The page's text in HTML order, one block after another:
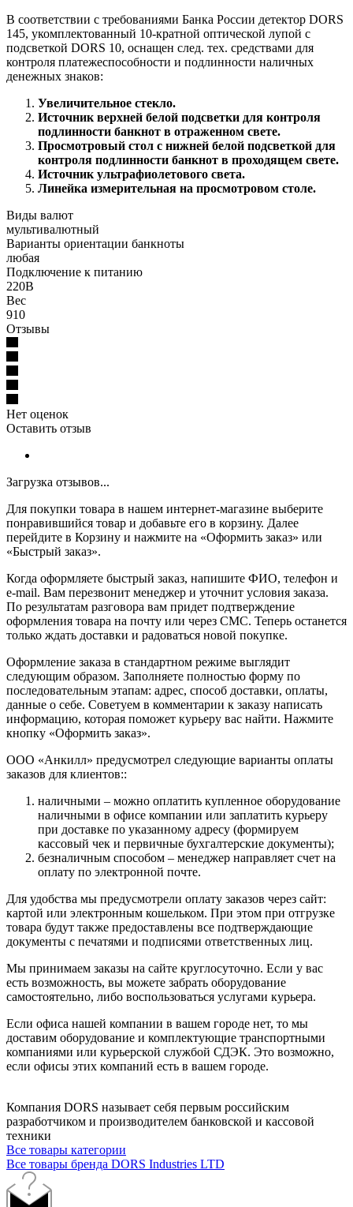
В соответствии с требованиями Банка России детектор DORS
145, укомплектованный 10-кратной оптической лупой с
подсветкой DORS 10, оснащен след. тех. средствами для
контроля платежеспособности и подлинности наличных
денежных знаков:
Увеличительное стекло.
Источник верхней белой подсветки для контроля
подлинности банкнот в отраженном свете.
Просмотровый стол с нижней белой подсветкой для
контроля подлинности банкнот в проходящем свете.
Источник ультрафиолетового света.
Линейка измерительная на просмотровом столе.
Виды валют
мультивалютный
Варианты ориентации банкноты
любая
Подключение к питанию
220В
Вес
910
Отзывы
Нет оценок
Оставить отзыв
Загрузка отзывов...
Для покупки товара в нашем интернет-магазине выберите
понравившийся товар и добавьте его в корзину. Далее
перейдите в Корзину и нажмите на «Оформить заказ» или
«Быстрый заказ».
Когда оформляете быстрый заказ, напишите ФИО, телефон и
e-mail. Вам перезвонит менеджер и уточнит условия заказа.
По результатам разговора вам придет подтверждение
оформления товара на почту или через СМС. Теперь останется
только ждать доставки и радоваться новой покупке.
Оформление заказа в стандартном режиме выглядит
следующим образом. Заполняете полностью форму по
последовательным этапам: адрес, способ доставки, оплаты,
данные о себе. Советуем в комментарии к заказу написать
информацию, которая поможет курьеру вас найти. Нажмите
кнопку «Оформить заказ».
ООО «Анкилл» предусмотрел следующие варианты оплаты
заказов для клиентов::
наличными – можно оплатить купленное оборудование
наличными в офисе компании или заплатить курьеру
при доставке по указанному адресу (формируем
кассовый чек и первичные бухгалтерские документы);
безналичным способом – менеджер направляет счет на
оплату по электронной почте.
Для удобства мы предусмотрели оплату заказов через сайт:
картой или электронным кошельком. При этом при отгрузке
товара будут также предоставлены все подтверждающие
документы с печатями и подписями ответственных лиц.
Мы принимаем заказы на сайте круглосуточно. Если у вас
есть возможность, вы можете забрать оборудование
самостоятельно, либо воспользоваться услугами курьера.
Если офиса нашей компании в вашем городе нет, то мы
доставим оборудование и комплектующие транспортными
компаниями или курьерской службой СДЭК. Это возможно,
если офисы этих компаний есть в вашем городе.
Компания DORS называет себя первым российским
разработчиком и производителем банковской и кассовой
техники
Все товары категории
Все товары бренда DORS Industries LTD